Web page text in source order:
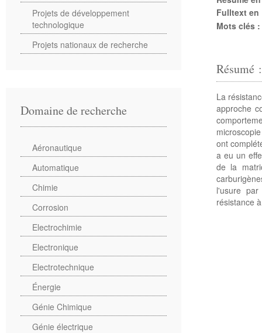
Fulltext en
Mots clés :
La
approche
ont
a eu un
de la
l'usure
résistance
Projets de développement
technologique
Projets nationaux de recherche
Domaine de recherche
Aéronautique
Automatique
Chimie
Corrosion
Electrochimie
Electronique
Electrotechnique
Énergie
Génie Chimique
Génie électrique